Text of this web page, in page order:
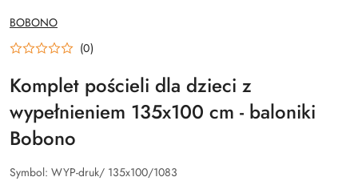
NAZWA
PRODUCENTA:
BOBONO
(0)
Komplet pościeli dla dzieci z
wypełnieniem 135x100 cm - baloniki
Bobono
Symbol: WYP-druk/ 135x100/1083